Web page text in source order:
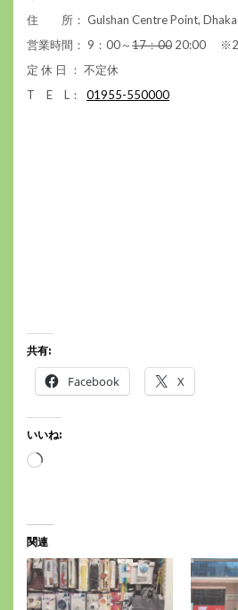
住 所： Gulshan Centre Point,
営業時間： 9：00～17：00 20:00
定 休 日 ： 不定休
T E L： 01955-550000
共有:
Facebook X
いいね:
読
中…
関連